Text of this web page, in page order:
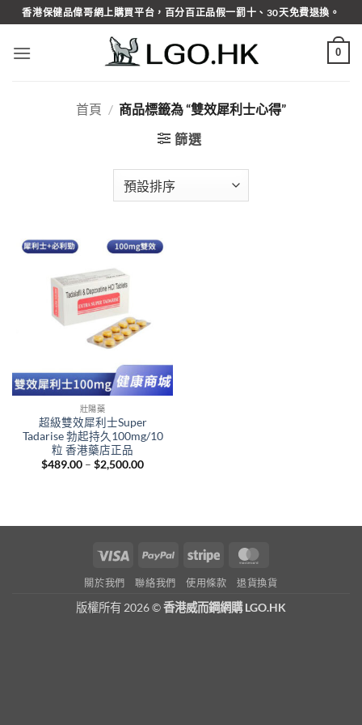
Skip
to
content
香港保健品偉哥網上購買平台，百分百正品假一罰十、30天免費退換。
0
首頁 / 商品標籤為 “雙效犀利士心得”
篩選
壯陽藥
超級雙效犀利士Super
Tadarise 勃起持久100mg/10
粒 香港藥店正品
$489.00 – $2,500.00Price
Visa PayPal Stripe
關於我們 聯絡我們 使用條款 退貨換貨
版權所有 2026 ©香港威而鋼網購 LGO.HK